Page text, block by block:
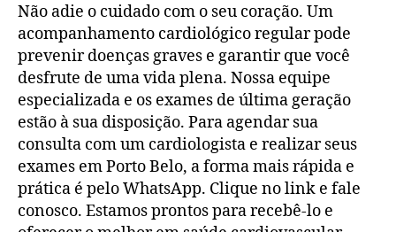
Não adie o cuidado com o seu coração. Um
acompanhamento cardiológico regular pode
prevenir doenças graves e garantir que você
desfrute de uma vida plena. Nossa equipe
especializada e os exames de última geração
estão à sua disposição. Para agendar sua
consulta com um cardiologista e realizar seus
exames em Porto Belo, a forma mais rápida e
prática é pelo WhatsApp. Clique no link e fale
conosco. Estamos prontos para recebê-lo e